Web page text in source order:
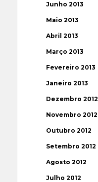
Junho 2013
Maio 2013
Abril 2013
Março 2013
Fevereiro 2013
Janeiro 2013
Dezembro 2012
Novembro 2012
Outubro 2012
Setembro 2012
Agosto 2012
Julho 2012